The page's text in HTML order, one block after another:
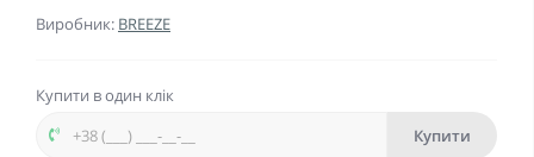
Виробник: BREEZE
Купити в один клік
Купити